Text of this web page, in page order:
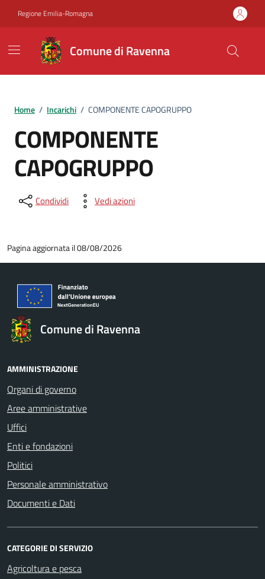
Regione Emilia-Romagna
Comune di Ravenna
Home / Incarichi / COMPONENTE CAPOGRUPPO
COMPONENTE
CAPOGRUPPO
Condividi Vedi azioni
Pagina aggiornata il 08/08/2026
Comune di Ravenna
AMMINISTRAZIONE
Organi di governo
Aree amministrative
Uffici
Enti e fondazioni
Politici
Personale amministrativo
Documenti e Dati
CATEGORIE DI SERVIZIO
Agricoltura e pesca